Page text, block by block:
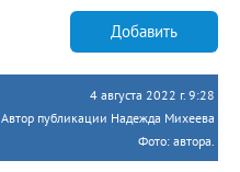
Добавить
4 августа 2022 г. 9:28
Автор публикации Надежда Михеева
Фото: автора.